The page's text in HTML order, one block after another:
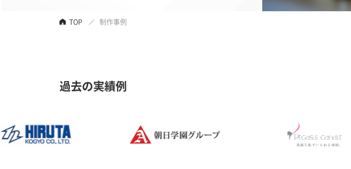
TOP 制作事例
過去の実績例